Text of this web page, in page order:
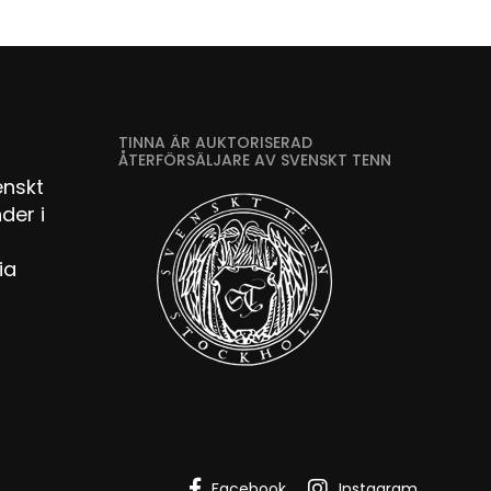
i
TINNA ÄR AUKTORISERAD
ÅTERFÖRSÄLJARE AV SVENSKT TENN